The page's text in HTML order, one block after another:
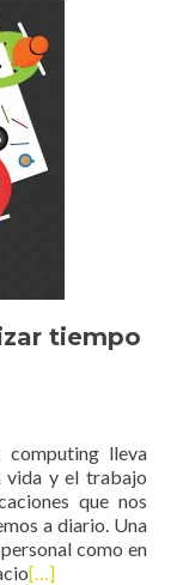
tiempo
lleva
vida y el trabajo
que nos
a diario. Una
como en
[…]